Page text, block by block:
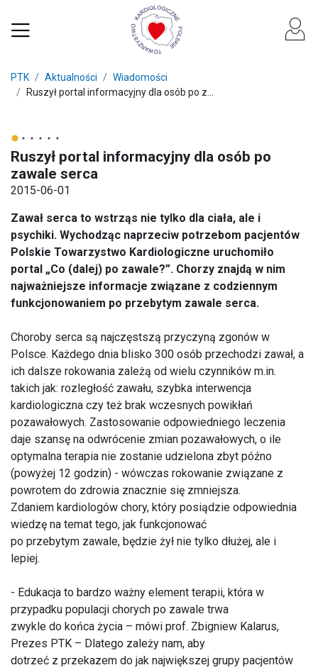
PTK Aktualności
Wiadomości
Ruszył portal informacyjny dla osób po z...
Ruszył portal informacyjny dla osób po
zawale serca
2015-06-01
Zawał serca to wstrząs nie tylko dla ciała, ale i
psychiki. Wychodząc naprzeciw potrzebom pacjentów
Polskie Towarzystwo Kardiologiczne uruchomiło
portal „Co (dalej) po zawale?”. Chorzy znajdą w nim
najważniejsze informacje związane z codziennym
funkcjonowaniem po przebytym zawale serca.
Choroby serca są najczęstszą przyczyną zgonów w
Polsce. Każdego dnia blisko 300 osób przechodzi zawał, a
ich dalsze rokowania zależą od wielu czynników m.in.
takich jak: rozległość zawału, szybka interwencja
kardiologiczna czy też brak wczesnych powikłań
pozawałowych. Zastosowanie odpowiedniego leczenia
daje szansę na odwrócenie zmian pozawałowych, o ile
optymalna terapia nie zostanie udzielona zbyt późno
(powyżej 12 godzin) - wówczas rokowanie związane z
powrotem do zdrowia znacznie się zmniejsza.
Zdaniem kardiologów chory, który posiądzie odpowiednia
wiedzę na temat tego, jak funkcjonować
po przebytym zawale, będzie żył nie tylko dłużej, ale i
lepiej.
- Edukacja to bardzo ważny element terapii, która w
przypadku populacji chorych po zawale trwa
zwykle do końca życia – mówi prof. Zbigniew Kalarus,
Prezes PTK – Dlatego zależy nam, aby
dotrzeć z przekazem do jak największej grupy pacjentów